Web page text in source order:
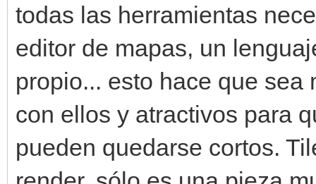
todas las herramientas
editor de mapas, un
propio... esto hace que
con ellos y atractivos para
pueden quedarse cortos.